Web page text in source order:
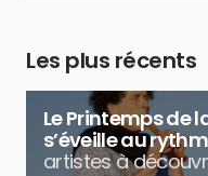
Les plus récents
Le Printemps de
s’éveille au
artistes à